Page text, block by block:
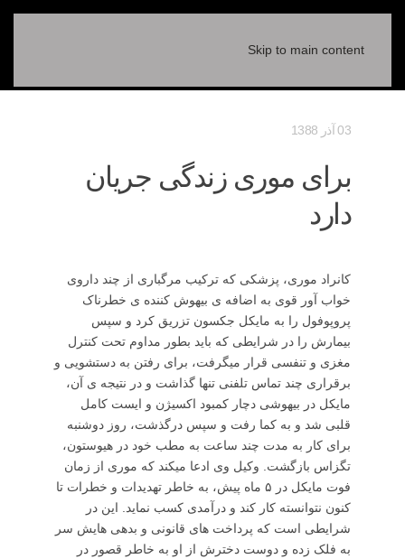
Skip to main content
03 آذر 1388
برای موری زندگی جریان
دارد
کانراد موری، پزشکی که ترکیب مرگباری از چند داروی
خواب آور قوی به اضافه ی بیهوش کننده ی خطرناک
پروپوفول را به مایکل جکسون تزریق کرد و سپس
بیمارش را در شرایطی که باید بطور مداوم تحت کنترل
مغزی و تنفسی قرار میگرفت، برای رفتن به دستشویی و
برقراری چند تماس تلفنی تنها گذاشت و در نتیجه ی آن،
مایکل در بیهوشی دچار کمبود اکسیژن و ایست کامل
قلبی شد و به کما رفت و سپس درگذشت، روز دوشنبه
برای کار به مدت چند ساعت به مطب خود در هیوستون،
تگزاس بازگشت. وکیل وی ادعا میکند که موری از زمان
فوت مایکل در ۵ ماه پیش، به خاطر تهدیدات و خطرات تا
کنون نتوانسته کار کند و درآمدی کسب نماید. این در
شرایطی است که پرداخت های قانونی و بدهی هایش سر
به فلک زده و دوست دخترش از او به خاطر قصور در